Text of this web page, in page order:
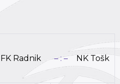
FK Radnik – : – NK Tošk